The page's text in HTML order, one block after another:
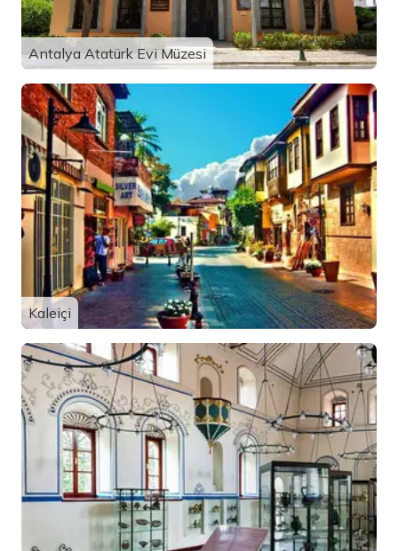
Antalya Atatürk Evi Müzesi
Kaleiçi